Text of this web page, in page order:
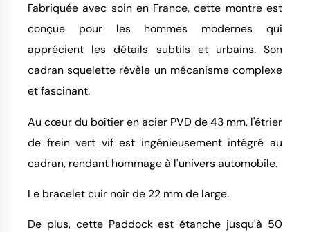
Fabriquée avec soin en France, cette montre est
conçue pour les hommes modernes qui
apprécient les détails subtils et urbains. Son
cadran squelette révèle un mécanisme complexe
et fascinant.
Au cœur du boîtier en acier PVD de 43 mm, l'étrier
de frein vert vif est ingénieusement intégré au
cadran, rendant hommage à l'univers automobile.
Le bracelet cuir noir de 22 mm de large.
De plus, cette Paddock est étanche jusqu'à 50